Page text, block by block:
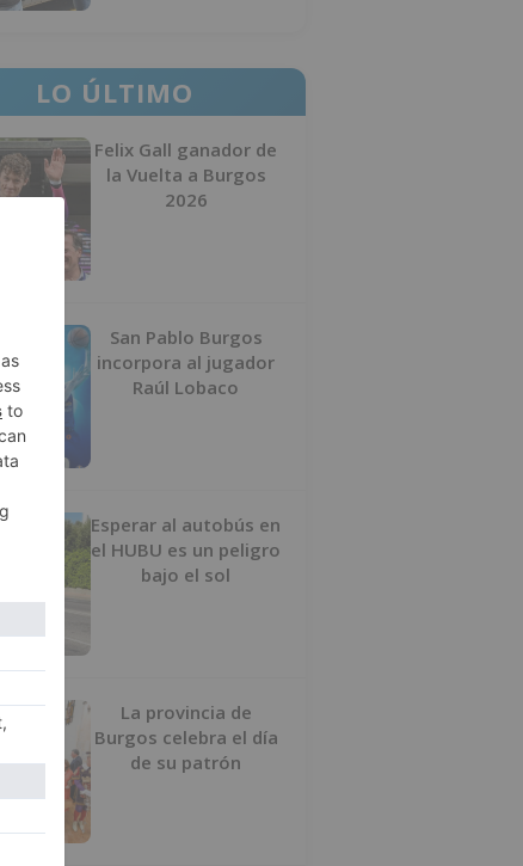
LO ÚLTIMO
Felix Gall ganador de
la Vuelta a Burgos
2026
San Pablo Burgos
incorpora al jugador
Raúl Lobaco
Esperar al autobús en
el HUBU es un peligro
bajo el sol
La provincia de
Burgos celebra el día
de su patrón